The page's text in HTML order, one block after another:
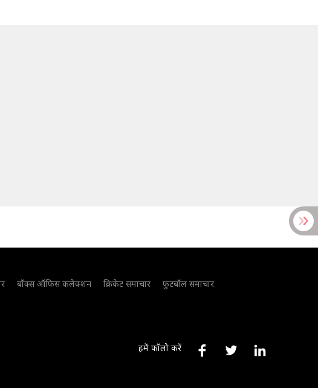
बॉक्स ऑफिस कलेक्शन क्रिकेट समाचार
फुटबॉल समाचार
हमें फॉलो करें